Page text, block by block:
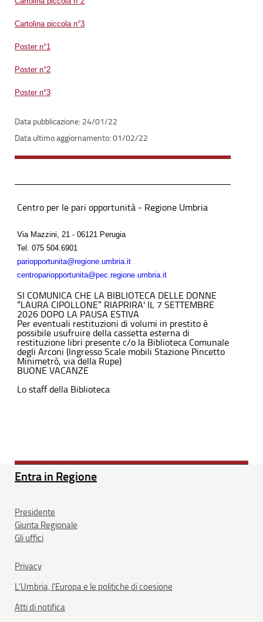
Cartolina piccola n°3
Poster n°1
Poster n°2
Poster n°3
24/01/22
01/02/22
Centro per le pari opportunità - Regione Umbria
Via Mazzini, 21 - 06121 Perugia
Tel.
075 504.6901
pariopportunita@regione.umbria.it
centropariopportunita@pec.regione.umbria.it
SI COMUNICA CHE LA BIBLIOTECA DELLE DONNE
“LAURA CIPOLLONE” RIAPRIRA' IL 7 SETTEMBRE
2026 DOPO LA PAUSA ESTIVA
Per eventuali restituzioni di volumi in prestito è
possibile usufruire della cassetta esterna di
restituzione libri presente c/o la Biblioteca Comunale
degli Arconi (Ingresso Scale mobili Stazione Pincetto
Minimetrò, via della Rupe)
BUONE VACANZE
Lo staff della Biblioteca
Entra in Regione
Presidente
Giunta Regionale
Gli uffici
Privacy
L'Umbria, l'Europa e le politiche di coesione
Atti di notifica